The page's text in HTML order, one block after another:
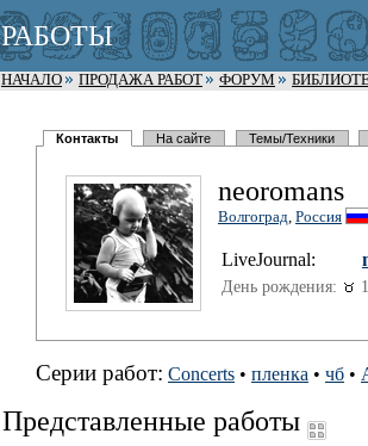
РАБОТЫ
НАЧАЛО ПРОДАЖА РАБОТ ФОРУМ
Контакты На сайте Темы/Техники
neoromans
Волгоград, Россия
LiveJournal:
День рождения:
Серии работ: Concerts • пленка • чб •
Представленные работы